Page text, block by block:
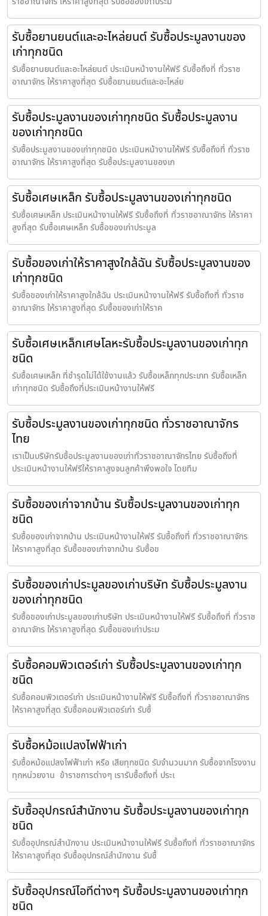
รับซื้อยานยนต์และอะไหล่ยนต์ รับซื้อประมูลงานของ
เก่าทุกชนิด
รับซื้อยานยนต์และอะไหล่ยนต์ ประเมินหน้างานให้ฟรี รับซื้อถึงที่ ทั่วราช
อาณาจักร ให้ราคาสูงที่สุด รับซื้อยานยนต์และอะไหล่ย
รับซื้อประมูลงานของเก่าทุกชนิด รับซื้อประมูลงาน
ของเก่าทุกชนิด
รับซื้อประมูลงานของเก่าทุกชนิด ประเมินหน้างานให้ฟรี รับซื้อถึงที่ ทั่วราช
อาณาจักร ให้ราคาสูงที่สุด รับซื้อประมูลงานของเก
รับซื้อเศษเหล็ก รับซื้อประมูลงานของเก่าทุกชนิด
รับซื้อเศษเหล็ก ประเมินหน้างานให้ฟรี รับซื้อถึงที่ ทั่วราชอาณาจักร ให้ราคา
สูงที่สุด รับซื้อเศษเหล็ก รับซื้อของเก่าประมูล
รับซื้อของเก่าให้ราคาสูงใกล้ฉัน รับซื้อประมูลงานของ
เก่าทุกชนิด
รับซื้อของเก่าให้ราคาสูงใกล้ฉัน ประเมินหน้างานให้ฟรี รับซื้อถึงที่ ทั่วราช
อาณาจักร ให้ราคาสูงที่สุด รับซื้อของเก่าให้ราค
รับซื้อเศษเหล็กเศษโลหะรับซื้อประมูลงานของเก่าทุก
ชนิด
รับซื้อเศษเหล็ก ที่ชำรุดไม่ได้ใช้งานแล้ว รับซื้อเหล็กทุกประเภท รับซื้อเหล็ก
เก่าทุกชนิด รับซื้อถึงที่ประเมินหน้างานให้ฟรี
รับซื้อประมูลงานของเก่าทุกชนิด ทั่วราชอาณาจักร
ไทย
เราเป็นบริษัทรับซื้อประมูลงานของเก่าทั่วราชอาณาจักรไทย รับซื้อถึงที่
ประเมินหน้างานให้ฟรีให้ราคาสูงจนลูกค้าพึงพอใจ โดยทีม
รับซื้อของเก่าจากบ้าน รับซื้อประมูลงานของเก่าทุก
ชนิด
รับซื้อของเก่าจากบ้าน ประเมินหน้างานให้ฟรี รับซื้อถึงที่ ทั่วราชอาณาจักร
ให้ราคาสูงที่สุด รับซื้อของเก่าจากบ้าน รับซื้อข
รับซื้อของเก่าประมูลของเก่าบริษัท รับซื้อประมูลงาน
ของเก่าทุกชนิด
รับซื้อของเก่าประมูลของเก่าบริษัท ประเมินหน้างานให้ฟรี รับซื้อถึงที่ ทั่วราช
อาณาจักร ให้ราคาสูงที่สุด รับซื้อของเก่าประม
รับซื้อคอมพิวเตอร์เก่า รับซื้อประมูลงานของเก่าทุก
ชนิด
รับซื้อคอมพิวเตอร์เก่า ประเมินหน้างานให้ฟรี รับซื้อถึงที่ ทั่วราชอาณาจักร
ให้ราคาสูงที่สุด รับซื้อคอมพิวเตอร์เก่า รับซื้
รับซื้อหม้อแปลงไฟฟ้าเก่า
รับซื้อหม้อแปลงไฟฟ้าเก่า หรือ เสียทุกชนิด รับจำนวนมาก รับซื้อจากโรงงาน
ทุกหน่วยงาน ข้าราชการต่างๆ เรารับซื้อถึงที่ ประเ
รับซื้ออุปกรณ์สำนักงาน รับซื้อประมูลงานของเก่าทุก
ชนิด
รับซื้ออุปกรณ์สำนักงาน ประเมินหน้างานให้ฟรี รับซื้อถึงที่ ทั่วราชอาณาจักร
ให้ราคาสูงที่สุด รับซื้ออุปกรณ์สำนักงาน รับซื้
รับซื้ออุปกรณ์ไอทีต่างๆ รับซื้อประมูลงานของเก่าทุก
ชนิด